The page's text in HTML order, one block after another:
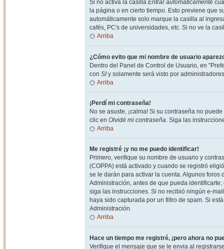
Si no activa la casilla Entrar automáticamente
la página o en cierto tiempo. Esto previene que
automáticamente solo marque la casilla al
cafés, PC's de universidades, etc. Si no ve la
Arriba
¿Cómo evito que mi nombre de usuario
Dentro del Panel de Control de Usuario, en
con SIy solamente será visto por
Arriba
¡Perdí mi contraseña!
No se asuste, ¡calma! Si su contraseña no
clic en Olvidé mi contraseña. Siga las
Arriba
Me registré ¡y no me puedo identificar!
Primero, verifique su nombre de usuario y
(COPPA) está activado y cuando se registró
se le darán para activar la cuenta. Algunos
Administración, antes de que pueda
siga las instrucciones. Si no recibió ningún e-
haya sido capturada por un filtro de spam. Si
Administración.
Arriba
Hace un tiempo me registré, ¡pero ahora no
Verifique el mensaje que se le envia al